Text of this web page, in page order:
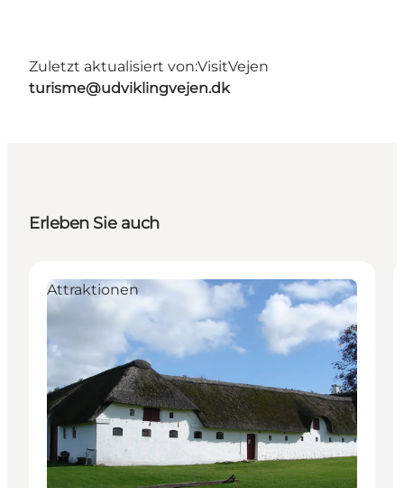
Zuletzt aktualisiert von:VisitVejen
turisme@udviklingvejen.dk
Erleben Sie auch
Attraktionen